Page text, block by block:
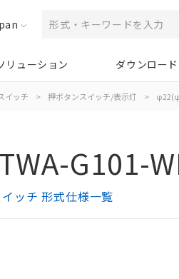
リューション ダウンロード
イッチ > 押ボタンスイッチ/表示灯 >
G101-
ッチ 形式仕様一覧